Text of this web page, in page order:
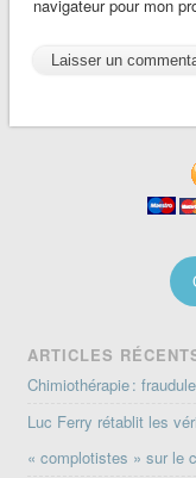
navigateur pour mon
ARTICLES
Chimiothérapie :
Luc Ferry rétablit les
« complotistes » sur le